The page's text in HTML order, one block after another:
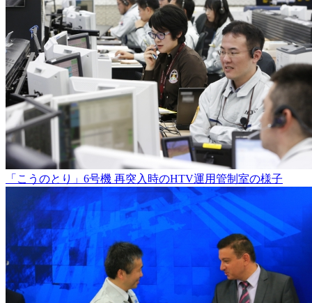
「こうのとり」6号機 再突入時のHTV運用管制室の様子